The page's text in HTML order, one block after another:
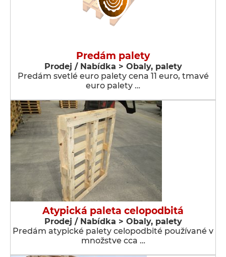
Predám palety
Prodej / Nabídka > Obaly, palety
Predám svetlé euro palety cena 11 euro, tmavé
euro palety …
Atypická paleta celopodbitá
Prodej / Nabídka > Obaly, palety
Predám atypické palety celopodbité používané v
množstve cca …